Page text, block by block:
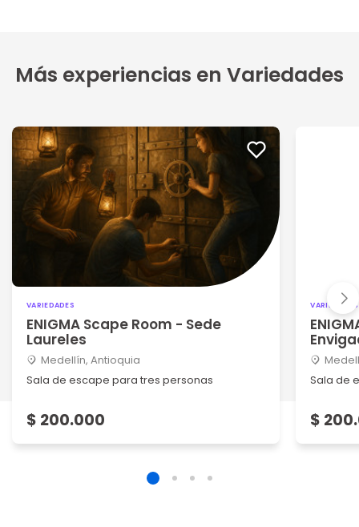
Más experiencias en Variedades
VARIEDADES
ENIGMA Scape Room - Sede
Laureles
Medellín, Antioquia
Sala de escape para tres personas
$ 200.000
VARIEDADES
Sala de
$